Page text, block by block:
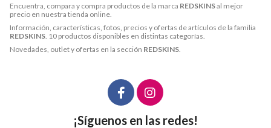
Encuentra, compara y compra productos de la marca REDSKINSal mejor
precio en nuestra tienda online.
Información, características, fotos, precios y ofertas de artículos de la familia
REDSKINS . 10 productos disponibles en distintas categorías.
Novedades, outlet y ofertas en la sección REDSKINS
¡Síguenos en las redes!